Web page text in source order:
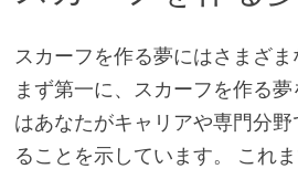
スカーフを作る夢にはさまざま
まず第一に、スカーフを作る
はあなたがキャリアや専門分
ることを示しています。 これ